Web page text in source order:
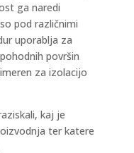
ga naredi
pod različnimi
uporablja za
površin
za izolacijo
kaj je
ter katere